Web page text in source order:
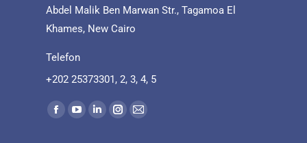
Abdel Malik Ben Marwan Str., Tagamoa El
Khames, New Cairo
Telefon
+202 25373301, 2, 3, 4, 5
Find us on: